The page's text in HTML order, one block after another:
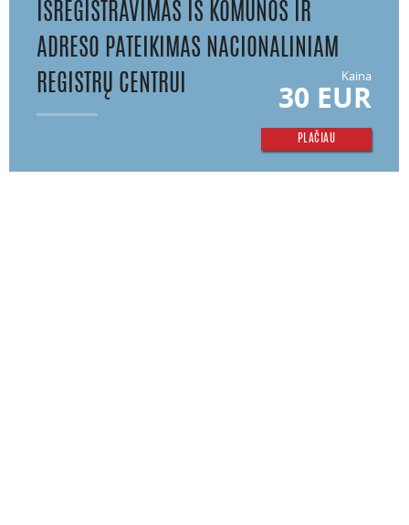
IŠREGISTRAVIMAS IŠ KOMUNOS IR
ADRESO PATEIKIMAS NACIONALINIAM
REGISTRŲ CENTRUI
PLAČIAU
Kaina
30 EUR